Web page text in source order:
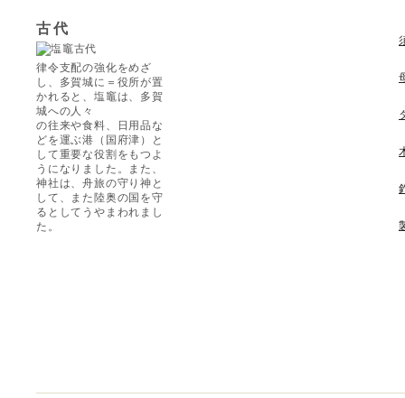
古代
律令支配の強化をめざ
し、多賀城に＝役所が置
かれると、塩竈は、多賀
城への人々
の往来や食料、日用品な
どを運ぶ港（国府津）と
して重要な役割をもつよ
うになりました。また、
神社は、舟旅の守り神と
して、また陸奥の国を守
るとしてうやまわれまし
た。